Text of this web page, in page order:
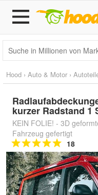
Hood › Auto & Motor ›
kurzer Radstand 1
KEIN FOLIE! - 3D
Fahrzeug gefertigt
18